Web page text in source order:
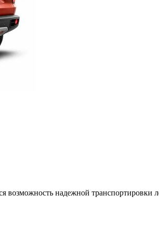
возможность надежной транспортировки